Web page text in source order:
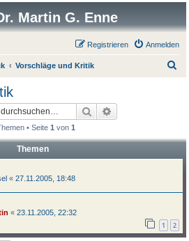
Martin G. Enne
Anmelden
Registrieren
Vorschläge und Kritik
Suche
• Seite 1 von 1
Themen
«27.11.2005, 18:48
«23.11.2005, 22:32
1 2